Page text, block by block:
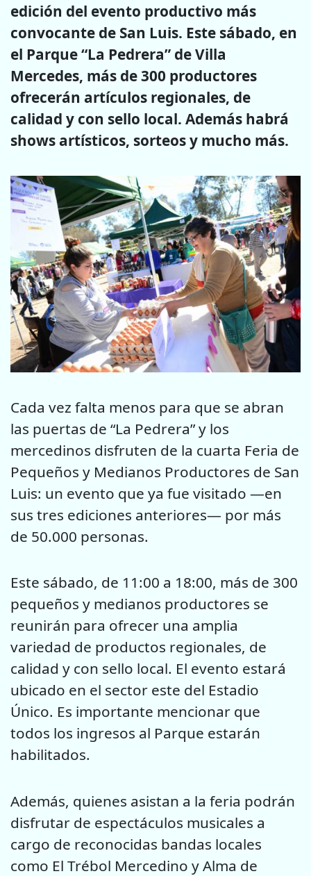
edición del evento productivo más
convocante de San Luis. Este sábado, en
el Parque “La Pedrera” de Villa
Mercedes, más de 300 productores
ofrecerán artículos regionales, de
calidad y con sello local. Además habrá
shows artísticos, sorteos y mucho más.
Cada vez falta menos para que se abran
las puertas de “La Pedrera” y los
mercedinos disfruten de la cuarta Feria de
Pequeños y Medianos Productores de San
Luis: un evento que ya fue visitado —en
sus tres ediciones anteriores— por más
de 50.000 personas.
Este sábado, de 11:00 a 18:00, más de 300
pequeños y medianos productores se
reunirán para ofrecer una amplia
variedad de productos regionales, de
calidad y con sello local. El evento estará
ubicado en el sector este del Estadio
Único. Es importante mencionar que
todos los ingresos al Parque estarán
habilitados.
Además, quienes asistan a la feria podrán
disfrutar de espectáculos musicales a
cargo de reconocidas bandas locales
como El Trébol Mercedino y Alma de